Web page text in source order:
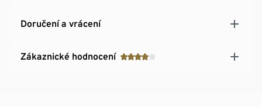
Doručení a vrácení
Zákaznické hodnocení